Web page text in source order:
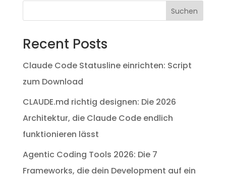
Suchen
Recent Posts
Claude Code Statusline einrichten: Script
zum Download
CLAUDE.md richtig designen: Die 2026
Architektur, die Claude Code endlich
funktionieren lässt
Agentic Coding Tools 2026: Die 7
Frameworks, die dein Development auf ein